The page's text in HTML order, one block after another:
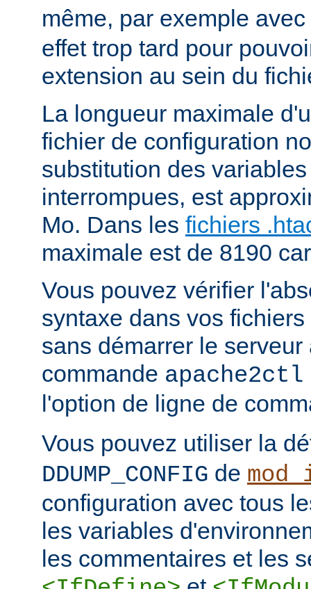
même, par exemple avec
effet trop tard pour
extension au sein du
La longueur maximale
fichier de configuration
substitution des
interrompues, est
Mo. Dans les fichiers
maximale est de 8190
Vous pouvez vérifier
syntaxe dans vos
sans démarrer le
commande
l'option de ligne de
Vous pouvez utiliser la
DDUMP_CONFIG de
configuration avec tous
les variables
les commentaires et les